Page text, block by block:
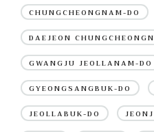
CHUNGCHEONGNAM-DO
DAEJEON
GWANGJU JEOLLANAM-DO
GYEONGSANGBUK-DO
JEOLLABUK-DO